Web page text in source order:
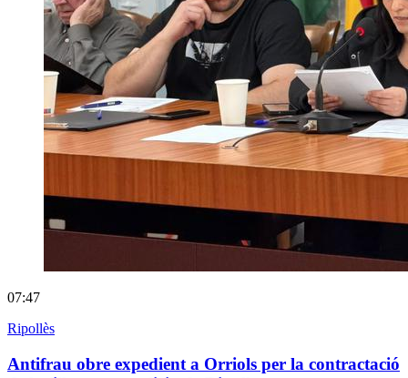
07:47
Ripollès
Antifrau obre expedient a Orriols per la contractació